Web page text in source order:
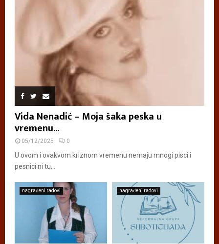
Vida Nenadić – Moja šaka peska u
vremenu...
05/12/2025 0
U ovom i ovakvom kriznom vremenu nemaju mnogi pisci i
pesnici ni tu...
nagrađeni radovi nagrađeni radovi